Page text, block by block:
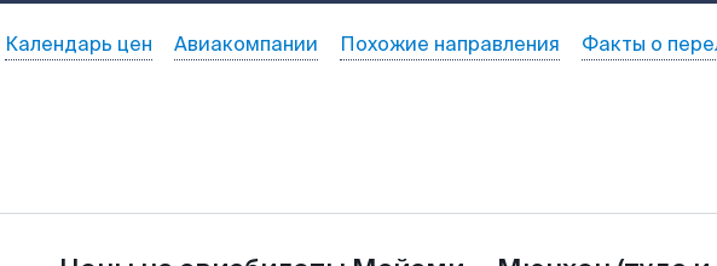
Календарь цен Авиакомпании Похожие направления Факты о